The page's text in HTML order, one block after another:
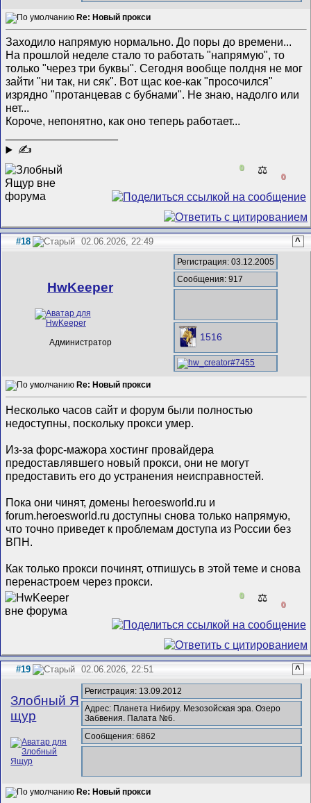
Re: Новый прокси
Заходило напрямую нормально. До поры до времени...
На прошлой неделе стало то работать "напрямую", то
только "через три буквы". Сегодня вообще полдня не мог
зайти "ни так, ни сяк". Вот щас кое-как "просочился"
изрядно "протанцевав с бубнами". Не знаю, надолго или
нет...
Короче, непонятно, как оно теперь работает...
✍
0 ⚖️
0
#18 02.06.2026, 22:49 ^
HwKeeper
Администратор
Регистрация: 03.12.2005
Сообщения: 917
1516
Re: Новый прокси
Несколько часов сайт и форум были полностью
недоступны, поскольку прокси умер.
Из-за форс-мажора хостинг провайдера
предоставлявшего новый прокси, они не могут
предоставить его до устранения неисправностей.
Пока они чинят, домены heroesworld.ru и
forum.heroesworld.ru доступны снова только напрямую,
что точно приведет к проблемам доступа из России без
ВПН.
Как только прокси починят, отпишусь в этой теме и снова
перенастроем через прокси.
0 ⚖️
0
#19 02.06.2026, 22:51 ^
Злобный Я
щур
Регистрация: 13.09.2012
Адрес: Планета Нибиру. Мезозойская эра. Озеро
Забвения. Палата №6.
Сообщения: 6862
Re: Новый прокси